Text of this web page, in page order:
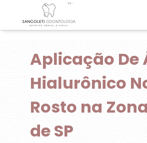
Aplicação De
Hialurônico
Rosto na
de SP